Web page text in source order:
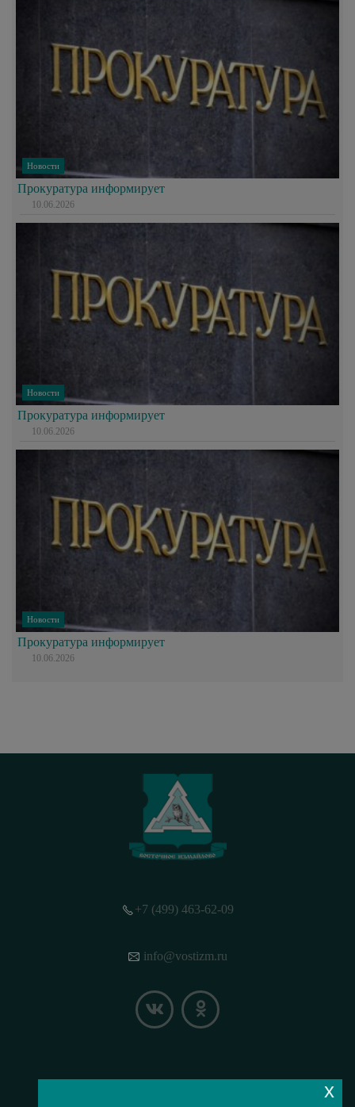
Новости
Прокуратура информирует
10.06.2026
Новости
Прокуратура информирует
10.06.2026
Новости
Прокуратура информирует
10.06.2026
+7 (499) 463-62-09
info@vostizm.ru
x